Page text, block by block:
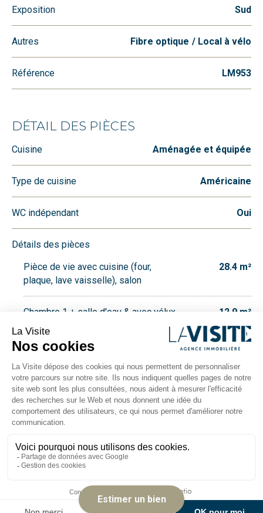
Exposition Sud
Autres Fibre optique Local à vélo
Référence LM953
DÉTAIL DES PIÈCES
Cuisine Aménagée et équipée
Type de cuisine Américaine
WC indépendant Oui
Détails des pièces
Pièce de vie avec cuisine (four,
plaque, lave vaisselle), salon
28.4 m²
Chambre 1 + salle d'eau & avec vélux 12.9 m²
Chambre 2 + salle d'eau & avec vélux 13 m²
Chambre 3 + salle d'eau & avec vélux 13.6 m²
WC 1.4 m²
Chambre 5 + salle d'eau
Buanderie avec fenêtre 2.5 m²